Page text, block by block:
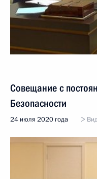
Совещание с
Безопасности
24 июля 2020 года